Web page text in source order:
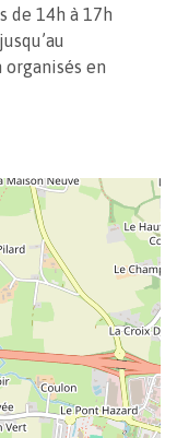
de 14h à 17h
en